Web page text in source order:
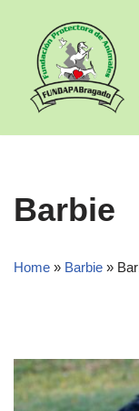
contenido
Barbie
Home » Barbie »